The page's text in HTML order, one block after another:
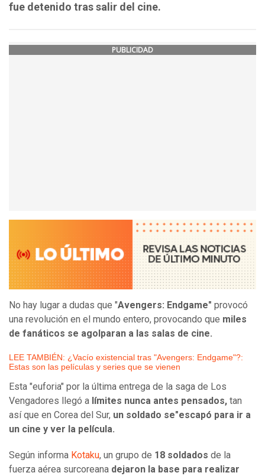
fue detenido tras salir del cine.
PUBLICIDAD
No hay lugar a dudas que "Avengers: Endgame" provocó
una revolución en el mundo entero, provocando que miles
de fanáticos se agolparan a las salas de cine.
LEE TAMBIÉN: ¿Vacío existencial tras "Avengers: Endgame"?:
Estas son las películas y series que se vienen
Esta "euforia" por la última entrega de la saga de Los
Vengadores llegó a límites nunca antes pensados, tan
así que en Corea del Sur, un soldado se"escapó para ir a
un cine y ver la película.
Según informa Kotaku, un grupo de 18 soldados de la
fuerza aérea surcoreana dejaron la base para realizar